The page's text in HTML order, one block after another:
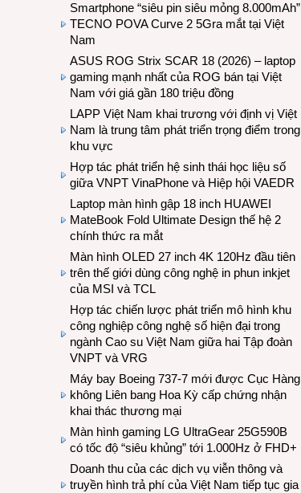
Smartphone “siêu pin siêu mỏng 8.000mAh”
TECNO POVA Curve 2 5Gra mắt tại Việt
Nam
ASUS ROG Strix SCAR 18 (2026) – laptop
gaming mạnh nhất của ROG bán tại Việt
Nam với giá gần 180 triệu đồng
LAPP Việt Nam khai trương với định vị Việt
Nam là trung tâm phát triển trọng điểm trong
khu vực
Hợp tác phát triển hệ sinh thái học liệu số
giữa VNPT VinaPhone và Hiệp hội VAEDR
Laptop màn hình gập 18 inch HUAWEI
MateBook Fold Ultimate Design thế hệ 2
chính thức ra mắt
Màn hình OLED 27 inch 4K 120Hz đầu tiên
trên thế giới dùng công nghệ in phun inkjet
của MSI và TCL
Hợp tác chiến lược phát triển mô hình khu
công nghiệp công nghệ số hiện đại trong
ngành Cao su Việt Nam giữa hai Tập đoàn
VNPT và VRG
Máy bay Boeing 737-7 mới được Cục Hàng
không Liên bang Hoa Kỳ cấp chứng nhận
khai thác thương mại
Màn hình gaming LG UltraGear 25G590B
có tốc độ “siêu khủng” tới 1.000Hz ở FHD+
Doanh thu của các dịch vụ viễn thông và
truyền hình trả phí của Việt Nam tiếp tục gia